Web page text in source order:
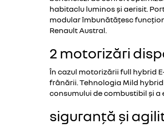
habitaclu luminos și aerisit.
modular îmbunătățesc
Renault Austral.
2 motorizări
În cazul motorizării full hybrid
frânării. Tehnologia Mild
consumului de combustibil și a
siguranță și